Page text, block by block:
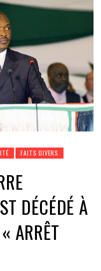
FAITS DIVERS
DÉCÉDÉ À
ARRÊT